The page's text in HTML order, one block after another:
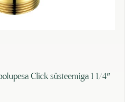
Click süsteemiga 1 1/4″